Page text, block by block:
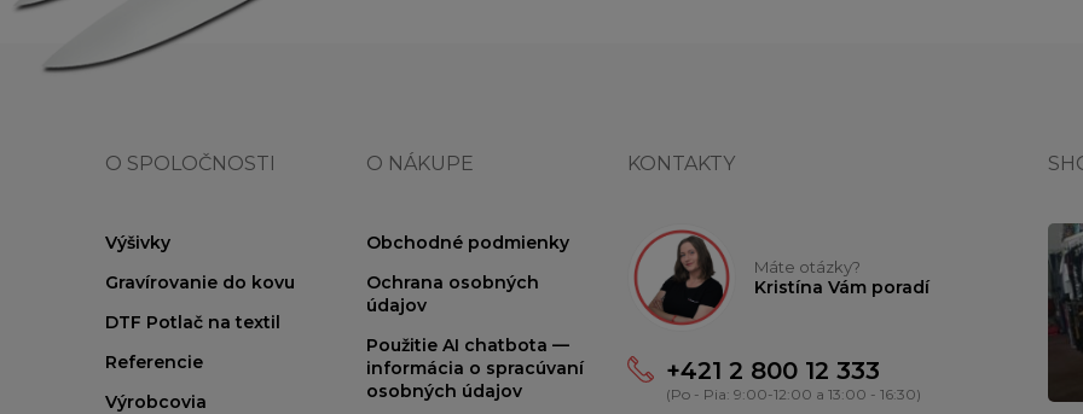
O SPOLOČNOSTI
Výšivky
Gravírovanie do kovu
DTF Potlač na textil
Referencie
Výrobcovia
O NÁKUPE
Obchodné podmienky
Ochrana osobných
údajov
Použitie AI chatbota —
informácia o spracúvaní
osobných údajov
KONTAKTY
Máte otázky?
Kristína Vám poradí
+421 2 800 12 333
(Po - Pia: 9:00-12:00 a 13:00 - 16:30)